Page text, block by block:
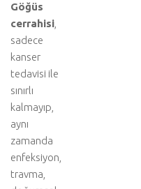
Göğüs
cerrahisi
sadece
kanser
tedavisi ile
sınırlı
kalmayıp,
aynı
zamanda
enfeksiyon,
travma,